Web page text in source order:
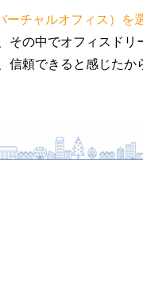
チャルオフィス）を
その中でオフィスド
信頼できると感じた